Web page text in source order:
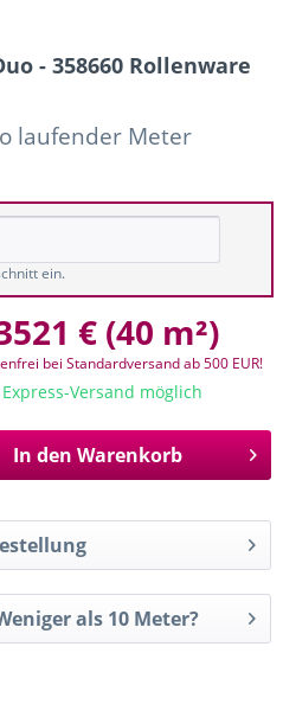
- 358660 Rollenware
laufender Meter
ein.
€ (40 m²)
bei Standardversand ab 500 EUR!
Versand möglich
In den Warenkorb
Weniger als 10 Meter?